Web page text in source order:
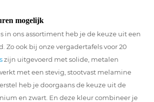
mogelijk
in ons assortiment heb je de keuze uit een
Zo ook bij onze vergadertafels voor 20
zijn uitgevoerd met solide, metalen
met een stevig, stootvast melamine
heb je doorgaans de keuze uit de
en zwart. En deze kleur combineer je